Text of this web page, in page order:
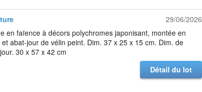
29/06/2026
en faïence à décors polychromes japonisant, montée en
et abat-jour de vélin peint. Dim. 37 x 25 x 15 cm. Dim. de
30 x 57 x 42 cm
Détail du lot